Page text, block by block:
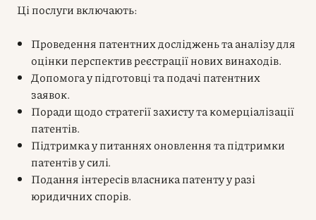
Ці послуги включають:
Проведення патентних досліджень та аналізу для
оцінки перспектив реєстрації нових винаходів.
Допомога у підготовці та подачі патентних
заявок.
Поради щодо стратегії захисту та комерціалізації
патентів.
Підтримка у питаннях оновлення та підтримки
патентів у силі.
Подання інтересів власника патенту у разі
юридичних спорів.